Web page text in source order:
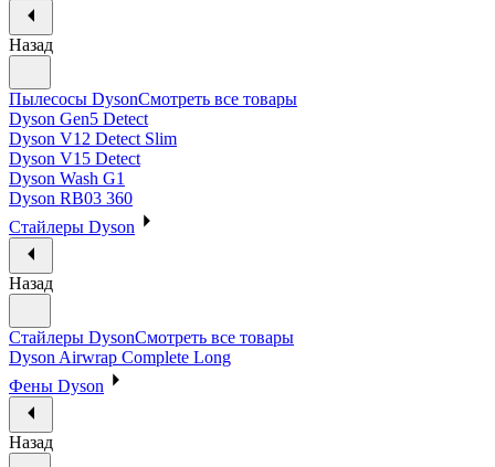
Назад
Пылесосы DysonСмотреть все товары
Dyson Gen5 Detect
Dyson V12 Detect Slim
Dyson V15 Detect
Dyson Wash G1
Dyson RB03 360
Стайлеры Dyson
Назад
Стайлеры DysonСмотреть все товары
Dyson Airwrap Complete Long
Фены Dyson
Назад